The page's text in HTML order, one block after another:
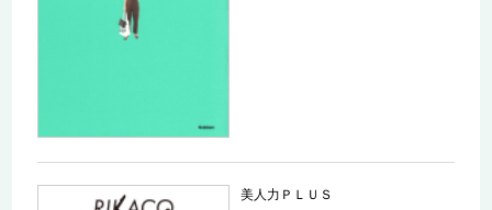
美人力ＰＬＵＳ